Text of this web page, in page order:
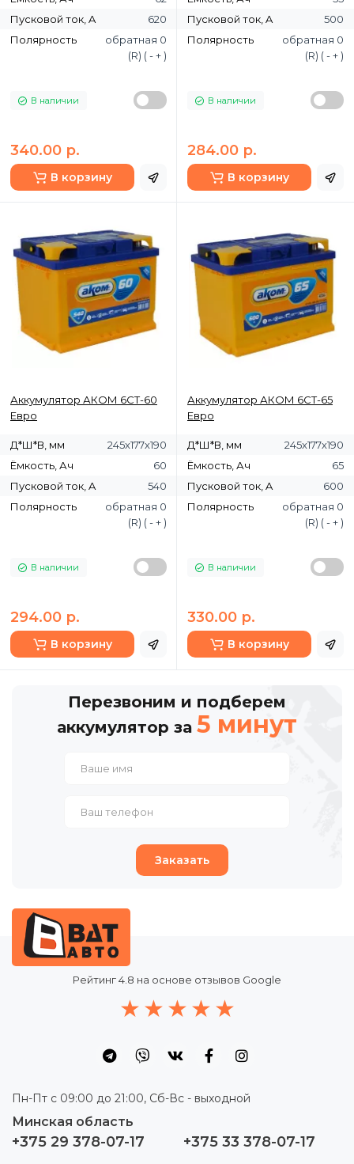
Пусковой ток, A
620
Полярность
обратная 0
(R) ( - + )
В наличии
340.00 р.
В корзину
Пусковой ток, A
500
Полярность
обратная 0
(R) ( - + )
В наличии
284.00 р.
В корзину
Аккумулятор АКОМ 6СТ-60
Евро
Д*Ш*В, мм
245х177х190
Ёмкость, Ач
60
Пусковой ток, A
540
Полярность
обратная 0
(R) ( - + )
В наличии
294.00 р.
В корзину
Аккумулятор АКОМ 6СТ-65
Евро
Д*Ш*В, мм
245х177х190
Ёмкость, Ач
65
Пусковой ток, A
600
Полярность
обратная 0
(R) ( - + )
В наличии
330.00 р.
В корзину
Перезвоним и подберем
аккумулятор за 5 минут
Заказать
Рейтинг4.8 на основе отзывов Google
Пн-Пт с 09:00 до 21:00, Сб-Вс - выходной
Минская область
+375 29 378-07-17 +375 33 378-07-17